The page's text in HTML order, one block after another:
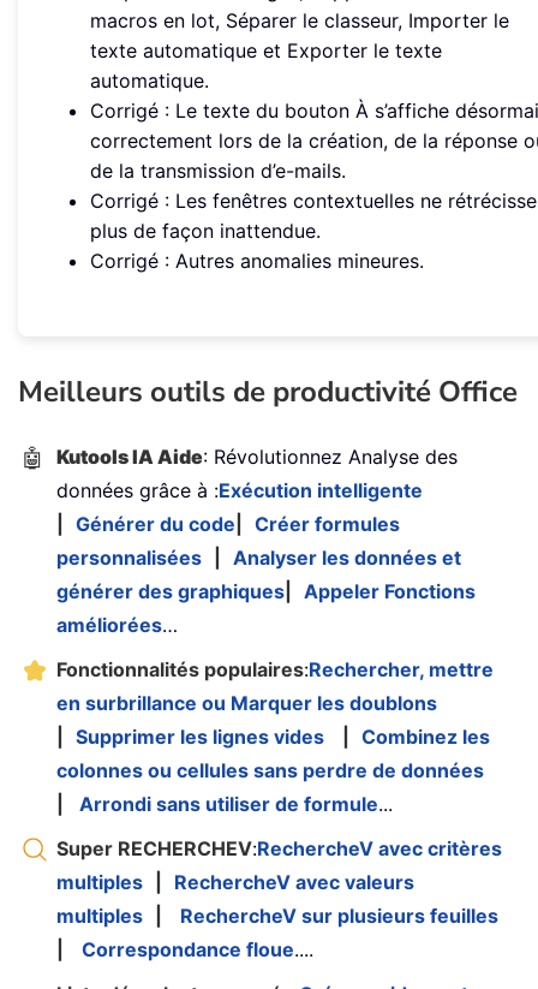
macros en lot, Séparer le classeur, Importer le
texte automatique et Exporter le texte
automatique.
Corrigé : Le texte du bouton À s’affiche
correctement lors de la création, de la réponse
de la transmission d’e-mails.
Corrigé : Les fenêtres contextuelles ne
plus de façon inattendue.
Corrigé : Autres anomalies mineures.
Meilleurs outils de productivité Office
🤖 Kutools IA Aide: Révolutionnez Analyse des
données grâce à :Exécution intelligente
Générer du code
Créer formules
personnalisées
Analyser les données et
générer des graphiques
Appeler Fonctions
améliorées…
Fonctionnalités populaires:Rechercher, mettre
en surbrillance ou Marquer les doublons
Supprimer les lignes vides
Combinez les
colonnes ou cellules sans perdre de données
Arrondi sans utiliser de formule...
Super RECHERCHEV:RechercheV avec critères
multiples
RechercheV avec valeurs
multiples
RechercheV sur plusieurs feuilles
Correspondance floue....